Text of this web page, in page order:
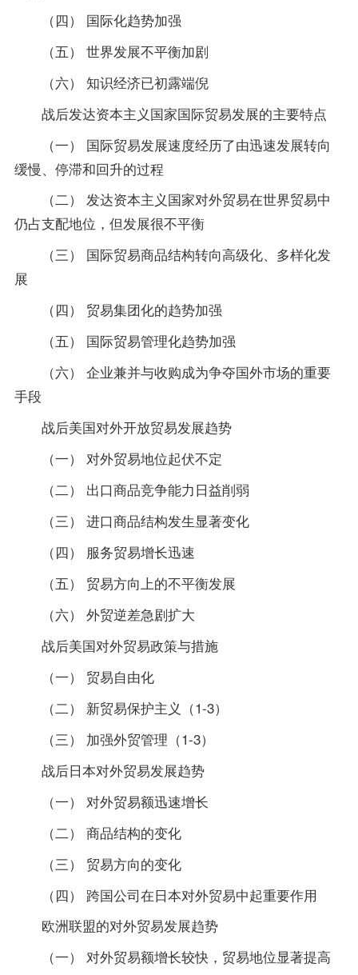
（四） 国际化趋势加强
（五） 世界发展不平衡加剧
（六） 知识经济已初露端倪
战后发达资本主义国家国际贸易发展的主要特点
（一） 国际贸易发展速度经历了由迅速发展转向
缓慢、停滞和回升的过程
（二） 发达资本主义国家对外贸易在世界贸易中
仍占支配地位，但发展很不平衡
（三） 国际贸易商品结构转向高级化、多样化发
展
（四） 贸易集团化的趋势加强
（五） 国际贸易管理化趋势加强
（六） 企业兼并与收购成为争夺国外市场的重要
手段
战后美国对外开放贸易发展趋势
（一） 对外贸易地位起伏不定
（二） 出口商品竞争能力日益削弱
（三） 进口商品结构发生显著变化
（四） 服务贸易增长迅速
（五） 贸易方向上的不平衡发展
（六） 外贸逆差急剧扩大
战后美国对外贸易政策与措施
（一） 贸易自由化
（二） 新贸易保护主义（1-3）
（三） 加强外贸管理（1-3）
战后日本对外贸易发展趋势
（一） 对外贸易额迅速增长
（二） 商品结构的变化
（三） 贸易方向的变化
（四） 跨国公司在日本对外贸易中起重要作用
欧洲联盟的对外贸易发展趋势
（一） 对外贸易额增长较快，贸易地位显著提高